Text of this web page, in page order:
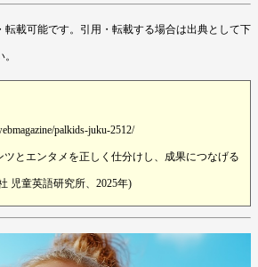
載可能です。引用・転載する場合は出典として下
palkids-juku-2512/
とエンタメを正しく仕分けし、成果につなげる
児童英語研究所、2025年)